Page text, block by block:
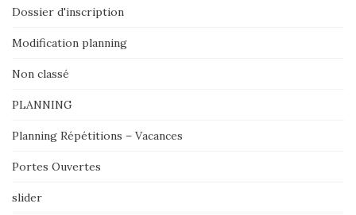
Dossier d'inscription
Modification planning
Non classé
PLANNING
Planning Répétitions – Vacances
Portes Ouvertes
slider